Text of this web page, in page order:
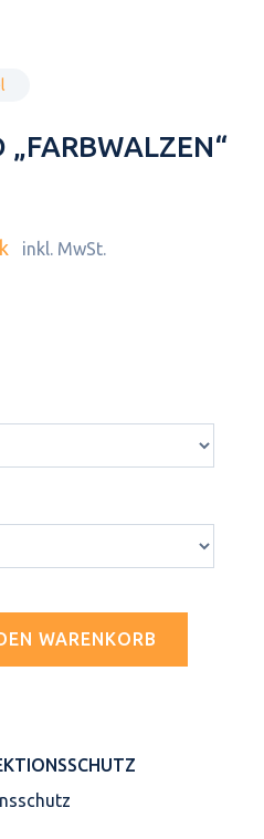
„FARBWALZEN“
inkl. MwSt.
WARENKORB